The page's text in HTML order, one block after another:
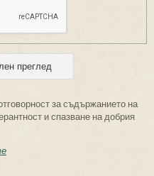
за съдържанието на
и спазване на добрия